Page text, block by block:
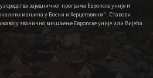
средства заједничког програма Европске уније и
мањина у Босни и Херцеговини” . Ставови
званично мишљење Европске уније или Вијећа